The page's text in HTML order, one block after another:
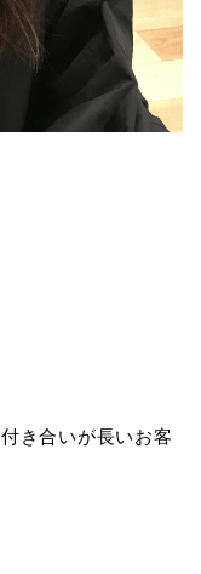
き合いが長いお客